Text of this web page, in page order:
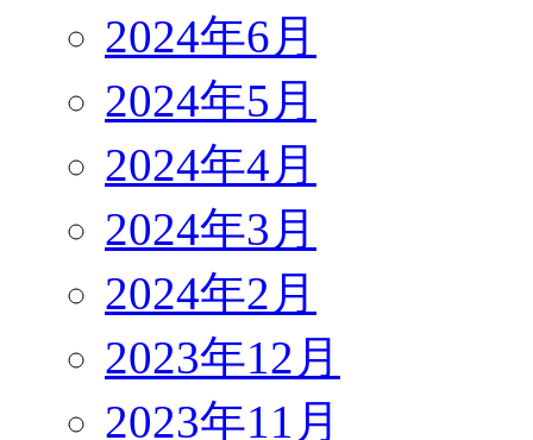
2024年6月
2024年5月
2024年4月
2024年3月
2024年2月
2023年12月
2023年11月